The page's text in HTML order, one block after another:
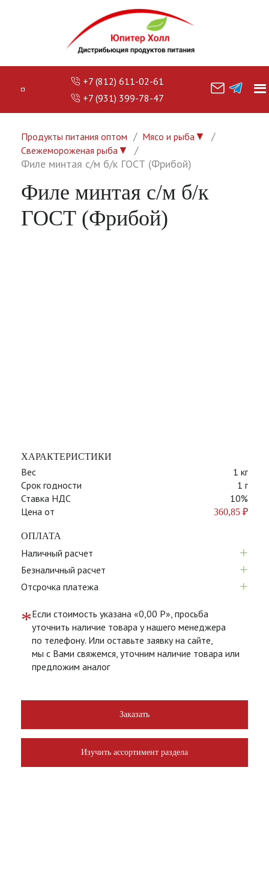
+7 (812) 611-02-61
+7 (931) 399-78-47
Продукты питания оптом Мясо и рыба▼
Свежемороженая рыба▼
Филе минтая с/м б/к ГОСТ (Фрибой)
Филе минтая с/м б/к
ГОСТ (Фрибой)
ХАРАКТЕРИСТИКИ
Вес
1 кг
Срок годности
1 г
Ставка НДС
10%
Цена от
360,85 ₽
ОПЛАТА
Наличный расчет +
Безналичный расчет +
Отсрочка платежа +
*Если стоимость указана «0,00 Р», просьба
уточнить наличие товара у нашего менеджера
по телефону. Или оставьте заявку на сайте,
мы с Вами свяжемся, уточним наличие товара или
предложим аналог
Заказать
Изучить ассортимент раздела